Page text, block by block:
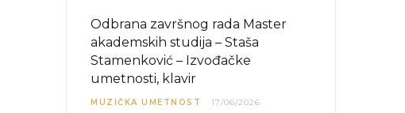
Odbrana završnog rada Master
akademskih studija – Staša
Stamenković – Izvođačke
umetnosti, klavir
MUZIČKA UMETNOST 17/06/2026